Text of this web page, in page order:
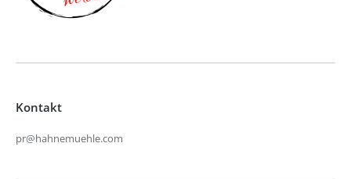
Kontakt
pr@hahnemuehle.com